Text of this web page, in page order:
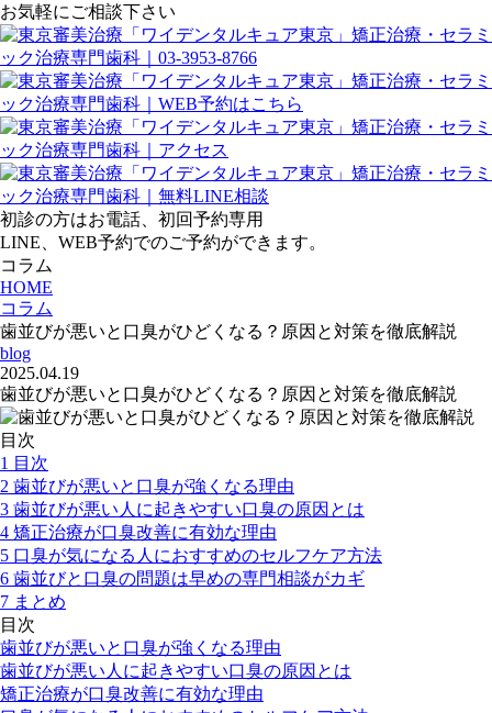
お気軽にご相談下さい
初診の方はお電話、初回予約専用
LINE、WEB予約でのご予約ができます。
コラム
HOME
コラム
歯並びが悪いと口臭がひどくなる？原因と対策を徹底解説
blog
2025.04.19
歯並びが悪いと口臭がひどくなる？原因と対策を徹底解説
目次
1 目次
2 歯並びが悪いと口臭が強くなる理由
3 歯並びが悪い人に起きやすい口臭の原因とは
4 矯正治療が口臭改善に有効な理由
5 口臭が気になる人におすすめのセルフケア方法
6 歯並びと口臭の問題は早めの専門相談がカギ
7 まとめ
目次
歯並びが悪いと口臭が強くなる理由
歯並びが悪い人に起きやすい口臭の原因とは
矯正治療が口臭改善に有効な理由